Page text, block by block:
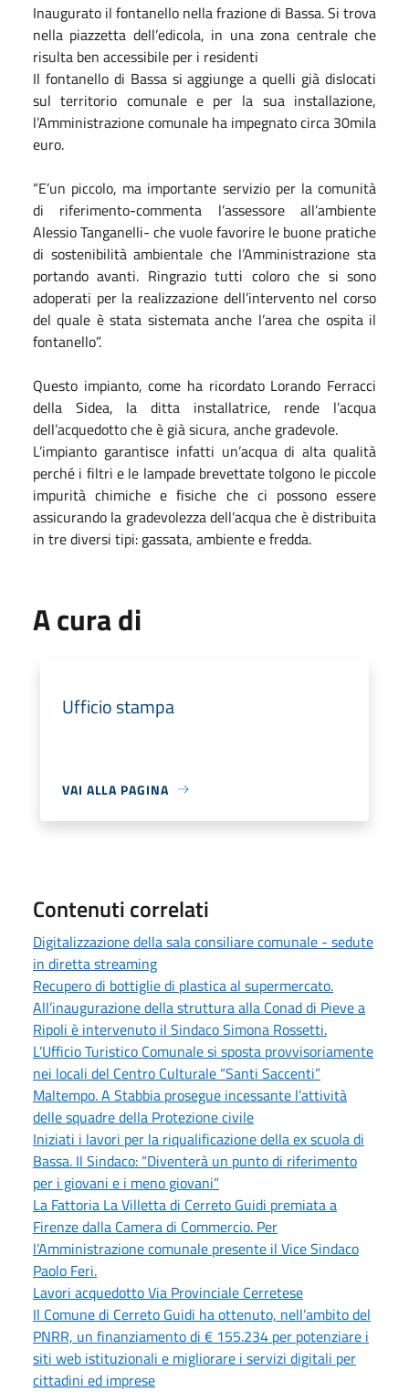
Inaugurato il fontanello nella frazione di Bassa. Si trova
nella piazzetta dell’edicola, in una zona centrale che
risulta ben accessibile per i residenti
Il fontanello di Bassa si aggiunge a quelli già dislocati
sul territorio comunale e per la sua installazione,
l’Amministrazione comunale ha impegnato circa 30mila
euro.
“E’un piccolo, ma importante servizio per la comunità
di riferimento-commenta l’assessore all’ambiente
Alessio Tanganelli- che vuole favorire le buone pratiche
di sostenibilità ambientale che l’Amministrazione sta
portando avanti. Ringrazio tutti coloro che si sono
adoperati per la realizzazione dell’intervento nel corso
del quale è stata sistemata anche l’area che ospita il
fontanello”.
Questo impianto, come ha ricordato Lorando Ferracci
della Sidea, la ditta installatrice, rende l’acqua
dell’acquedotto che è già sicura, anche gradevole.
L’impianto garantisce infatti un’acqua di alta qualità
perché i filtri e le lampade brevettate tolgono le piccole
impurità chimiche e fisiche che ci possono essere
assicurando la gradevolezza dell’acqua che è distribuita
in tre diversi tipi: gassata, ambiente e fredda.
A cura di
Ufficio stampa
VAI ALLA PAGINA
Contenuti correlati
Digitalizzazione della sala consiliare comunale - sedute
in diretta streaming
Recupero di bottiglie di plastica al supermercato.
All’inaugurazione della struttura alla Conad di Pieve a
Ripoli è intervenuto il Sindaco Simona Rossetti.
L’Ufficio Turistico Comunale si sposta provvisoriamente
nei locali del Centro Culturale “Santi Saccenti”
Maltempo. A Stabbia prosegue incessante l’attività
delle squadre della Protezione civile
Iniziati i lavori per la riqualificazione della ex scuola di
Bassa. Il Sindaco: “Diventerà un punto di riferimento
per i giovani e i meno giovani”
La Fattoria La Villetta di Cerreto Guidi premiata a
Firenze dalla Camera di Commercio. Per
l’Amministrazione comunale presente il Vice Sindaco
Paolo Feri.
Lavori acquedotto Via Provinciale Cerretese
Il Comune di Cerreto Guidi ha ottenuto, nell’ambito del
PNRR, un finanziamento di € 155.234 per potenziare i
siti web istituzionali e migliorare i servizi digitali per
cittadini ed imprese